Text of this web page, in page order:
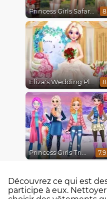
Princess Girls Safari Trip 8
Eliza's Wedding Planner 8
Princess Girls Trip To Aspen 7.9
Découvrez ce qui est
participe à eux.